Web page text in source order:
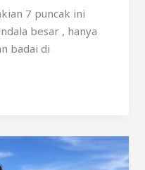
7 puncak ini
besar , hanya
badai di